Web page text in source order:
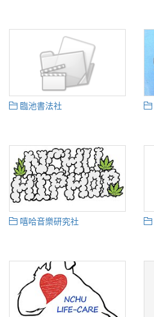
臨池書法社
嘻哈音樂研究社